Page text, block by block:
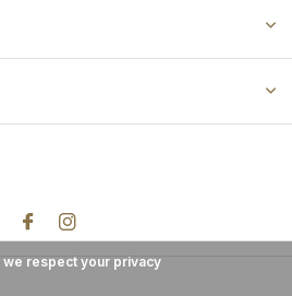
we respect your privacy